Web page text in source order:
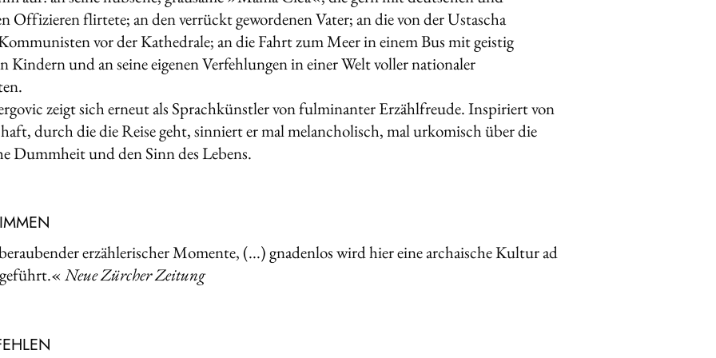
Offizieren flirtete; an den verrückt gewordenen Vater; an die von der Ustascha
vor der Kathedrale; an die Fahrt zum Meer in einem Bus mit geistig
Kindern und an seine eigenen Verfehlungen in einer Welt voller nationaler
zeigt sich erneut als Sprachkünstler von fulminanter Erzählfreude. Inspiriert von
durch die die Reise geht, sinniert er mal melancholisch, mal urkomisch über die
Dummheit und den Sinn des Lebens.
erzählerischer Momente, (...) gnadenlos wird hier eine archaische Kultur ad
Neue Zürcher Zeitung